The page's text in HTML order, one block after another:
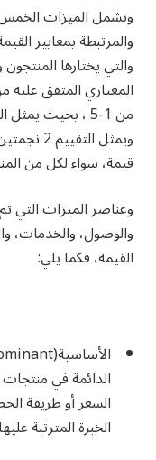
وتشمل الميزات
والمرتبطة بمعايير
والتي يختارها
المعياري المتفق
قيمة، سواء لكل من
وعناصر الميزات التي
والوصول، والخدمات،
القيمة، فكما يلي:
الأساسية(ValueDominant)
الدائمة في
السعر أو طريقة
الخبرة المترتبة